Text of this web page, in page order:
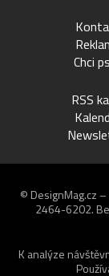
Chci
RSS
© DesignMag.cz
2464-6202.
K analýze